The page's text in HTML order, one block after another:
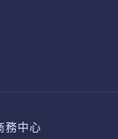
中心